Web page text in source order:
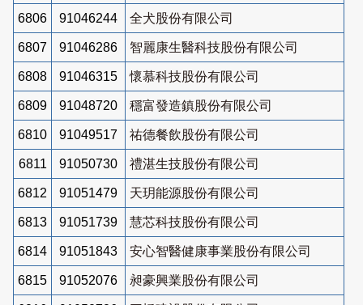
6806 91046244 全犬股份有限公司
6807 91046286 智麗康生醫科技股份有限公司
6808 91046315 懷慕科技股份有限公司
6809 91048720 穩富發造鎮股份有限公司
6810 91049517 祐德餐飲股份有限公司
6811 91050730 禮湛生技股份有限公司
6812 91051479 天玥能源股份有限公司
6813 91051739 慧芯科技股份有限公司
6814 91051843 安心智醫健康事業股份有限公司
6815 91052076 昶豪興業股份有限公司